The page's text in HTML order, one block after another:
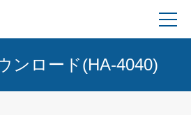
ンロード(HA-4040)